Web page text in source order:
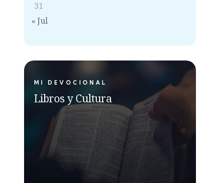
31
« Jul
MI DEVOCIONAL
Libros y Cultura